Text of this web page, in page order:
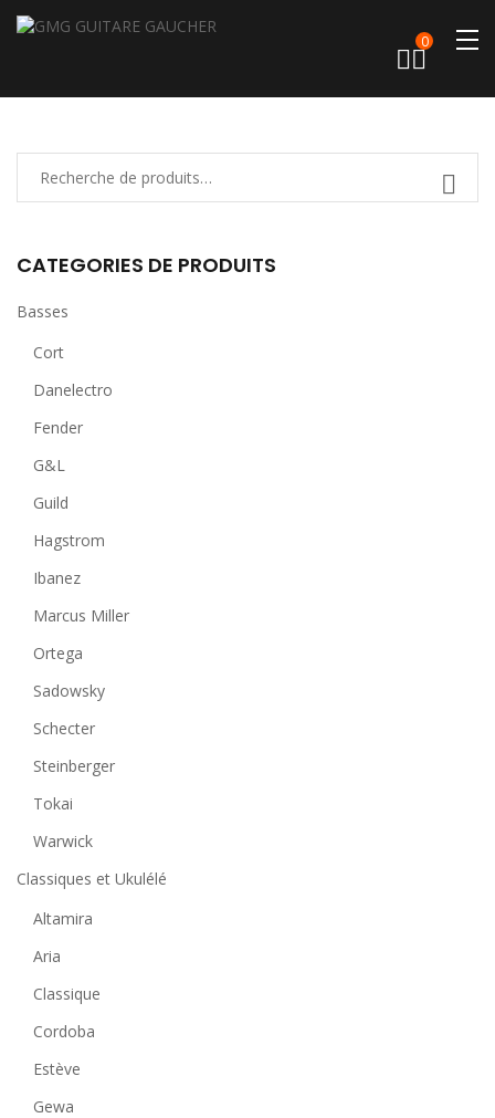
0
CATEGORIES DE PRODUITS
Basses
Cort
Danelectro
Fender
G&L
Guild
Hagstrom
Ibanez
Marcus Miller
Ortega
Sadowsky
Schecter
Steinberger
Tokai
Warwick
Classiques et Ukulélé
Altamira
Aria
Classique
Cordoba
Estève
Gewa